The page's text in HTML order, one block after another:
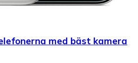
med bäst kamera